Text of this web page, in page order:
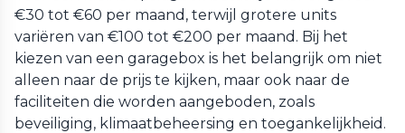
€30 tot €60 per maand, terwijl grotere units
variëren van €100 tot €200 per maand. Bij het
kiezen van een garagebox is het belangrijk om niet
alleen naar de prijs te kijken, maar ook naar de
faciliteiten die worden aangeboden, zoals
beveiliging, klimaatbeheersing en toegankelijkheid.